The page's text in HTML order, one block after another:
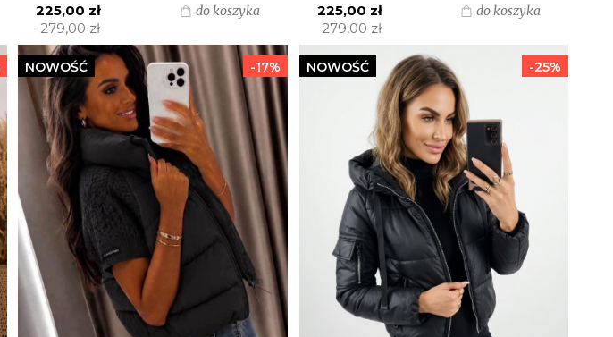
225,00 zł
279,00 zł
do koszyka
225,00 zł
279,00 zł
do koszyka
-17%
NOWOŚĆ -25%
NOWOŚĆ